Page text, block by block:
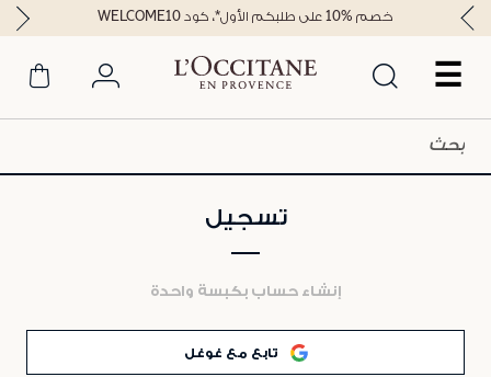
☰
خصم %10 على طلبكم الأول*، كود WELCOME10
تسجيل
إنشاء حساب بكبسة واحدة
تابع مع غوغل